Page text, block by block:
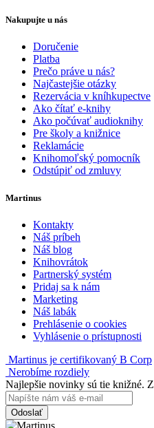
Nakupujte u nás
Doručenie
Platba
Prečo práve u nás?
Najčastejšie otázky
Rezervácia v kníhkupectve
Ako čítať e-knihy
Ako počúvať audioknihy
Pre školy a knižnice
Reklamácie
Knihomoľský pomocník
Odstúpiť od zmluvy
Martinus
Kontakty
Náš príbeh
Náš blog
Knihovrátok
Partnerský systém
Pridaj sa k nám
Marketing
Náš labák
Prehlásenie o cookies
Vyhlásenie o prístupnosti
Martinus je certifikovaný B Corp
Nerobíme rozdiely
Najlepšie novinky sú tie knižné.
Odoslať